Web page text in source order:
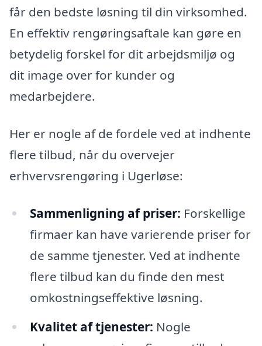
får den bedste løsning til din virksomhed.
En effektiv rengøringsaftale kan gøre en
betydelig forskel for dit arbejdsmiljø og
dit image over for kunder og
medarbejdere.
Her er nogle af de fordele ved at indhente
flere tilbud, når du overvejer
erhvervsrengøring i Ugerløse:
Sammenligning af priser: Forskellige
firmaer kan have varierende priser for
de samme tjenester. Ved at indhente
flere tilbud kan du finde den mest
omkostningseffektive løsning.
Kvalitet af tjenester: Nogle